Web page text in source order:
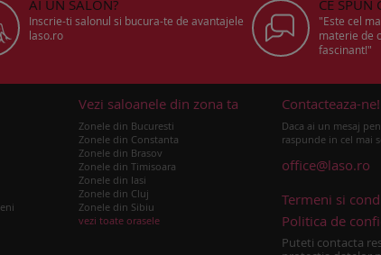
AI UN SALON?
Inscrie-ti salonul si bucura-te de avantajele
laso.ro
CE SPUN
"Este cel
materie de
fascinant!"
Vezi saloanele din zona ta
Zonele din Bucuresti
Zonele din Constanta
Zonele din Brasov
Zonele din Timisoara
Zonele din Iasi
Zonele din Cluj
Zonele din Sibiu
vezi toate orasele
Contacteaza-ne!
Daca ai un mesaj
raspunde in cel mai
office@laso.ro
Termeni si
Politica de
Puteti contacta